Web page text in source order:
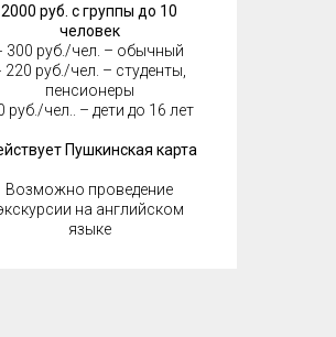
2000 руб. с группы до 10
человек
300 руб./чел. – обычный
220 руб./чел. – студенты,
пенсионеры
руб./чел.. – дети до 16 лет
Пушкинская карта
Возможно проведение
на английском
языке